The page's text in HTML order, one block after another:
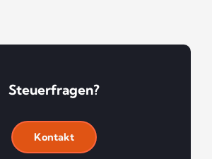
Steuerfragen?
Kontakt